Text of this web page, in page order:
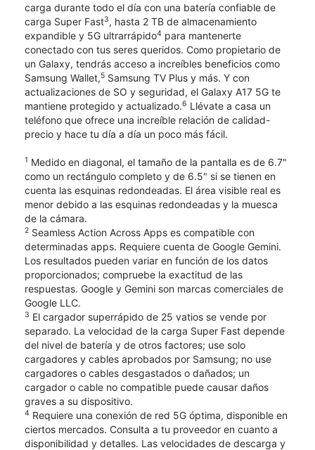
carga durante todo el día con una batería confiable de
carga Super Fast3, hasta 2 TB de almacenamiento
expandible y 5G ultrarrápido4 para mantenerte
conectado con tus seres queridos. Como propietario de
un Galaxy, tendrás acceso a increíbles beneficios como
Samsung Wallet,5 Samsung TV Plus y más. Y con
actualizaciones de SO y seguridad, el Galaxy A17 5G te
mantiene protegido y actualizado.6 Llévate a casa un
teléfono que ofrece una increíble relación de calidad-
precio y hace tu día a día un poco más fácil.
1 Medido en diagonal, el tamaño de la pantalla es de 6.7"
como un rectángulo completo y de 6.5" si se tienen en
cuenta las esquinas redondeadas. El área visible real es
menor debido a las esquinas redondeadas y la muesca
de la cámara.
2 Seamless Action Across Apps es compatible con
determinadas apps. Requiere cuenta de Google Gemini.
Los resultados pueden variar en función de los datos
proporcionados; compruebe la exactitud de las
respuestas. Google y Gemini son marcas comerciales de
Google LLC.
3 El cargador superrápido de 25 vatios se vende por
separado. La velocidad de la carga Super Fast depende
del nivel de batería y de otros factores; use solo
cargadores y cables aprobados por Samsung; no use
cargadores o cables desgastados o dañados; un
cargador o cable no compatible puede causar daños
graves a su dispositivo.
4 Requiere una conexión de red 5G óptima, disponible en
ciertos mercados. Consulta a tu proveedor en cuanto a
disponibilidad y detalles. Las velocidades de descarga y